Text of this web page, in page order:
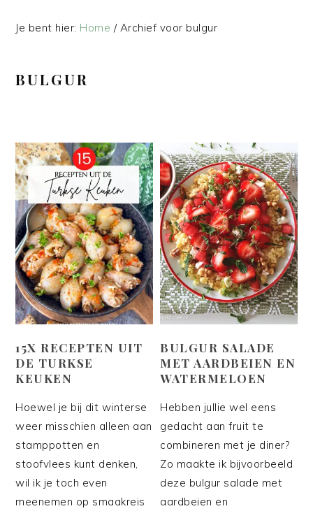
Je bent hier: Home /Archief voor bulgur
BULGUR
15X RECEPTEN UIT
DE TURKSE
KEUKEN
Hoewel je bij dit winterse
weer misschien alleen aan
stamppotten en
stoofvlees kunt denken,
wil ik je toch even
meenemen op smaakreis
BULGUR SALADE
MET AARDBEIEN EN
WATERMELOEN
Hebben jullie wel eens
gedacht aan fruit te
combineren met je diner?
Zo maakte ik bijvoorbeeld
deze bulgur salade met
aardbeien en